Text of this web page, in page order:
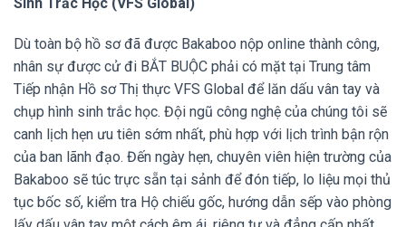
Dù toàn bộ hồ sơ đã được Bakaboo nộp online thành công,
nhân sự được cử đi BẮT BUỘC phải có mặt tại Trung tâm
Tiếp nhận Hồ sơ Thị thực VFS Global để lăn dấu vân tay và
chụp hình sinh trắc học. Đội ngũ công nghệ của chúng tôi sẽ
canh lịch hẹn ưu tiên sớm nhất, phù hợp với lịch trình bận rộn
của ban lãnh đạo. Đến ngày hẹn, chuyên viên hiện trường của
Bakaboo sẽ túc trực sẵn tại sảnh để đón tiếp, lo liệu mọi thủ
tục bốc số, kiểm tra Hộ chiếu gốc, hướng dẫn sếp vào phòng